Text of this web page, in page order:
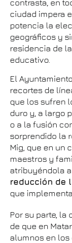
contrasta, en
ciudad impera
potencia la
geográficos y
residencia de
educativo.
El
recortes de
que los sufren
duro y, a largo
o a la fusión
sorprendido la
Mig, que en un
maestros y
atribuyéndola a
reducción de
que
Por su parte,
de que en
alumnos en